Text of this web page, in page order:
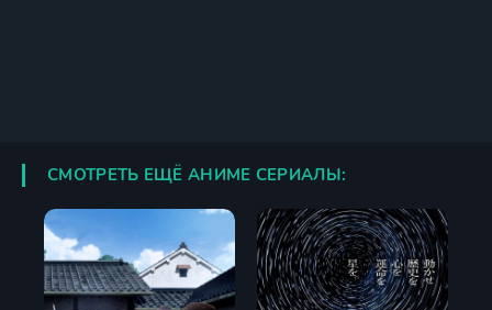
СМОТРЕТЬ ЕЩЁ АНИМЕ СЕРИАЛЫ: